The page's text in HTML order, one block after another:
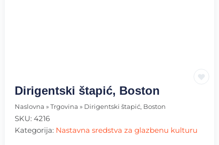
Dirigentski štapić, Boston
Naslovna » Trgovina » Dirigentski štapić, Boston
SKU: 4216
Kategorija: Nastavna sredstva za glazbenu kulturu